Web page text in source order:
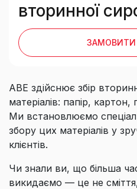
вторинної
ЗАМОВИТИ
АВЕ здійснює збір
матеріалів: папір,
Ми встановлюємо
збору цих матеріалів у
клієнтів.
Чи знали ви, що більша
викидаємо — це не